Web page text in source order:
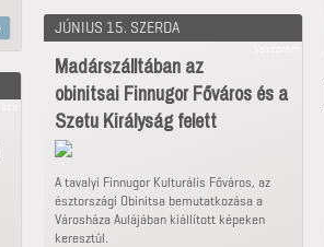
JÚNIUS 15. SZERDA
Madárszálltában az
obinitsai Finnugor Főváros és a
Szetu Királyság felett
A tavalyi Finnugor Kulturális Főváros, az
észtországi Obinitsa bemutatkozása a
Városháza Aulájában kiállított képeken
keresztül.